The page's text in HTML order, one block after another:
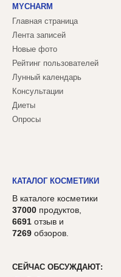
MYCHARM
Главная страница
Лента записей
Новые фото
Рейтинг пользователей
Лунный календарь
Консультации
Диеты
Опросы
КАТАЛОГ КОСМЕТИКИ
В каталоге косметики
37000 продуктов,
6691 отзыв и
7269 обзоров.
СЕЙЧАС ОБСУЖДАЮТ: